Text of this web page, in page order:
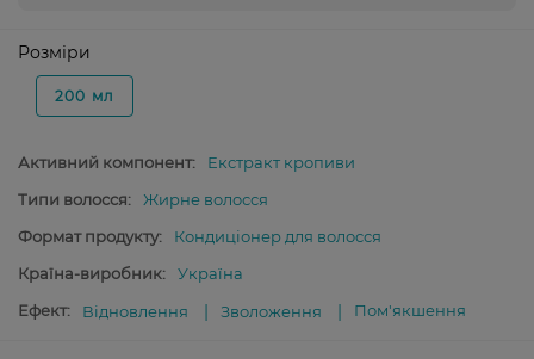
Розміри
200 мл
Активний компонент:
Екстракт кропиви
Типи волосся:
Жирне волосся
Формат продукту:
Кондиціонер для волосся
Країна-виробник:
Україна
Ефект:
Відновлення Зволоження Пом'якшення